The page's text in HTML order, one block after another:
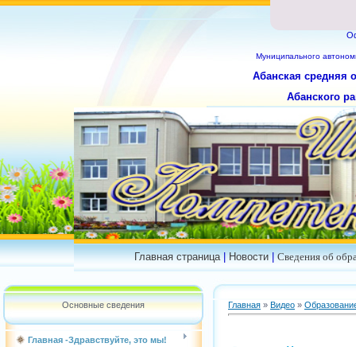
Муниципального
Абанская средняя
Абанского
Главная страница|Новости|Сведения об
Основные сведения
Главная -Здравствуйте, это мы!
Главная » Видео »